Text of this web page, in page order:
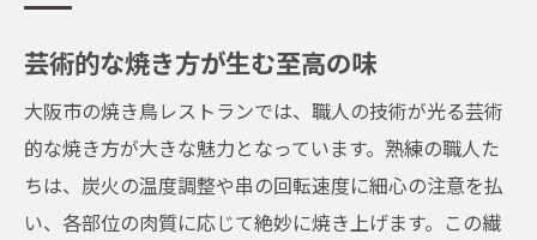
芸術的な焼き方が生む至高の味
大阪市の焼き鳥レストランでは、職人の技術が光る芸術
的な焼き方が大きな魅力となっています。熟練の職人た
ちは、炭火の温度調整や串の回転速度に細心の注意を払
い、各部位の肉質に応じて絶妙に焼き上げます。この繊